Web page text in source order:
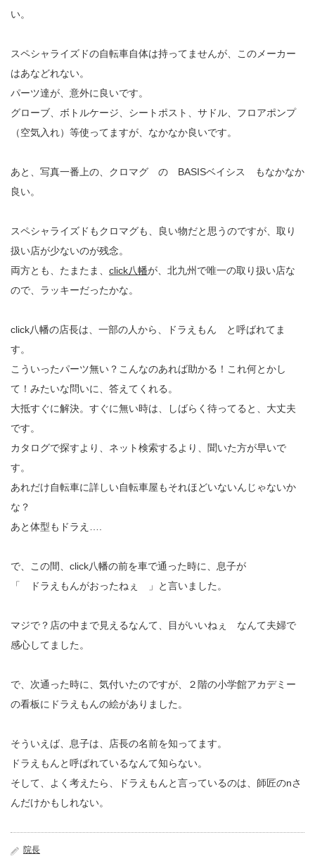
い。
スペシャライズドの自転車自体は持ってませんが、このメーカー
はあなどれない。
パーツ達が、意外に良いです。
グローブ、ボトルケージ、シートポスト、サドル、フロアポンプ
（空気入れ）等使ってますが、なかなか良いです。
あと、写真一番上の、クロマグ の BASISベイシス もなかなか
良い。
スペシャライズドもクロマグも、良い物だと思うのですが、取り
扱い店が少ないのが残念。
両方とも、たまたま、 click八幡が、北九州で唯一の取り扱い店な
ので、ラッキーだったかな。
click八幡の店長は、一部の人から、ドラえもん と呼ばれてま
す。
こういったパーツ無い？こんなのあれば助かる！これ何とかし
て！みたいな問いに、答えてくれる。
大抵すぐに解決。すぐに無い時は、しばらく待ってると、大丈夫
です。
カタログで探すより、ネット検索するより、聞いた方が早いで
す。
あれだけ自転車に詳しい自転車屋もそれほどいないんじゃないか
な？
あと体型もドラえ….
で、この間、click八幡の前を車で通った時に、息子が
「 ドラえもんがおったねぇ 」と言いました。
マジで？店の中まで見えるなんて、目がいいねぇ なんて夫婦で
感心してました。
で、次通った時に、気付いたのですが、２階の小学館アカデミー
の看板にドラえもんの絵がありました。
そういえば、息子は、店長の名前を知ってます。
ドラえもんと呼ばれているなんて知らない。
そして、よく考えたら、ドラえもんと言っているのは、師匠のnさ
んだけかもしれない。
院長